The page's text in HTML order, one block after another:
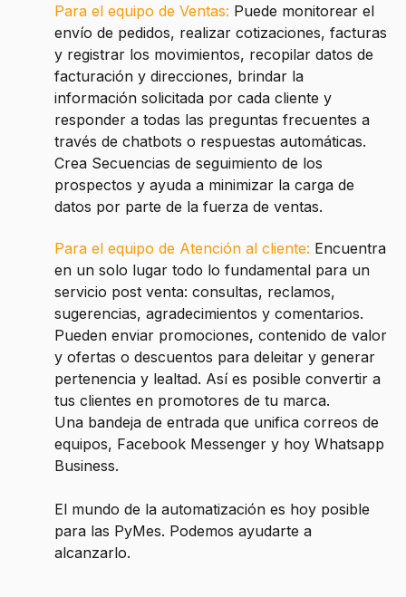
Para el equipo de Ventas: Puede monitorear el
envío de pedidos, realizar cotizaciones, facturas
y registrar los movimientos, recopilar datos de
facturación y direcciones, brindar la
información solicitada por cada cliente y
responder a todas las preguntas frecuentes a
través de chatbots o respuestas automáticas.
Crea Secuencias de seguimiento de los
prospectos y ayuda a minimizar la carga de
datos por parte de la fuerza de ventas.
Para el equipo de Atención al cliente: Encuentra
en un solo lugar todo lo fundamental para un
servicio post venta: consultas, reclamos,
sugerencias, agradecimientos y comentarios.
Pueden enviar promociones, contenido de valor
y ofertas o descuentos para deleitar y generar
pertenencia y lealtad. Así es posible convertir a
tus clientes en promotores de tu marca.
Una bandeja de entrada que unifica correos de
equipos, Facebook Messenger y hoy Whatsapp
Business.
El mundo de la automatización es hoy posible
para las PyMes. Podemos ayudarte a
alcanzarlo.